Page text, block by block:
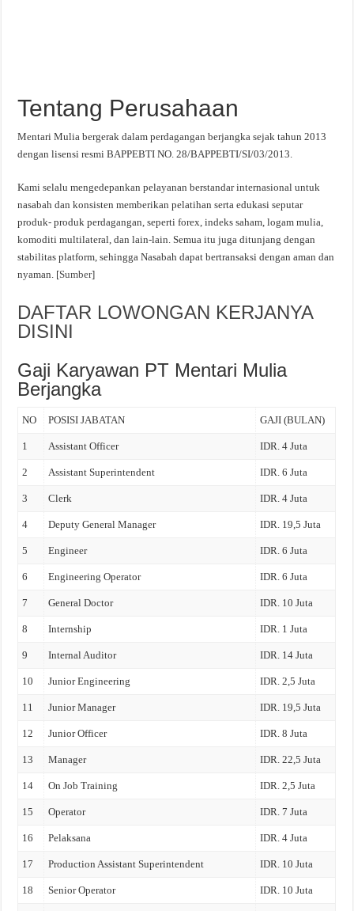
Tentang Perusahaan
Mentari Mulia bergerak dalam perdagangan berjangka sejak tahun 2013
dengan lisensi resmi BAPPEBTI NO. 28/BAPPEBTI/SI/03/2013.
Kami selalu mengedepankan pelayanan berstandar internasional untuk
nasabah dan konsisten memberikan pelatihan serta edukasi seputar
produk- produk perdagangan, seperti forex, indeks saham, logam mulia,
komoditi multilateral, dan lain-lain. Semua itu juga ditunjang dengan
stabilitas platform, sehingga Nasabah dapat bertransaksi dengan aman dan
nyaman. [Sumber]
DAFTAR LOWONGAN KERJANYA
DISINI
Gaji Karyawan PT Mentari Mulia
Berjangka
NO POSISI JABATAN GAJI (BULAN)
1 Assistant Officer IDR. 4 Juta
2 Assistant Superintendent IDR. 6 Juta
3 Clerk IDR. 4 Juta
4 Deputy General Manager IDR. 19,5 Juta
5 Engineer IDR. 6 Juta
6 Engineering Operator IDR. 6 Juta
7 General Doctor IDR. 10 Juta
8 Internship IDR. 1 Juta
9 Internal Auditor IDR. 14 Juta
10 Junior Engineering IDR. 2,5 Juta
11 Junior Manager IDR. 19,5 Juta
12 Junior Officer IDR. 8 Juta
13 Manager IDR. 22,5 Juta
14 On Job Training IDR. 2,5 Juta
15 Operator IDR. 7 Juta
16 Pelaksana IDR. 4 Juta
17 Production Assistant Superintendent IDR. 10 Juta
18 Senior Operator IDR. 10 Juta